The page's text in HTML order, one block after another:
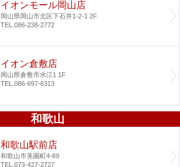
イオンモール岡山店
岡山県岡山市北区下石井1-2-1 2F
TEL.086-238-2772
イオン倉敷店
岡山県倉敷市水江1 1F
TEL.086-697-6313
和歌山
和歌山駅前店
和歌山市美園町4-69
TEL.073-427-2727